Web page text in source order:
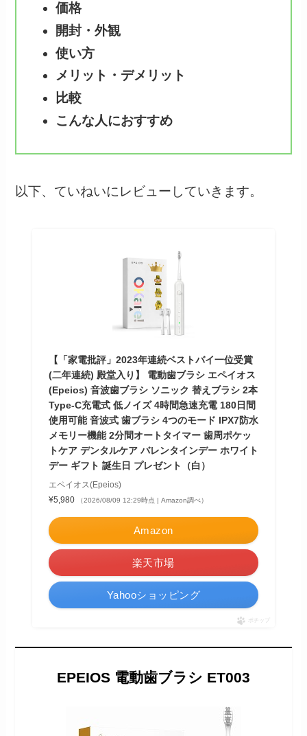
価格
開封・外観
使い方
メリット・デメリット
比較
こんな人におすすめ
以下、ていねいにレビューしていきます。
【「家電批評」2023年連続ベストバイ一位受賞
(二年連続) 殿堂入り】 電動歯ブラシ エペイオス
(Epeios) 音波歯ブラシ ソニック 替えブラシ 2本
Type-C充電式 低ノイズ 4時間急速充電 180日間
使用可能 音波式 歯ブラシ 4つのモード IPX7防水
メモリー機能 2分間オートタイマー 歯周ポケッ
トケア デンタルケア バレンタインデー ホワイト
デー ギフト 誕生日 プレゼント（白）
エペイオス(Epeios)
¥5,980
（2026/08/09 12:29時点 | Amazon調べ）
Amazon
楽天市場
Yahooショッピング
ポチップ
EPEIOS 電動歯ブラシ ET003